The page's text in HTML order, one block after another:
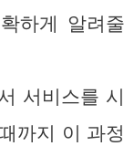
하게 알려줄
서비스를 시
까지 이 과정